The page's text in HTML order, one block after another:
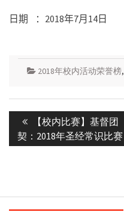
日期
： 2018年7月14日
2018年校内活动荣誉榜,
navigation
Previous
post:
【校内比赛】基督团
契：2018年圣经常识比赛